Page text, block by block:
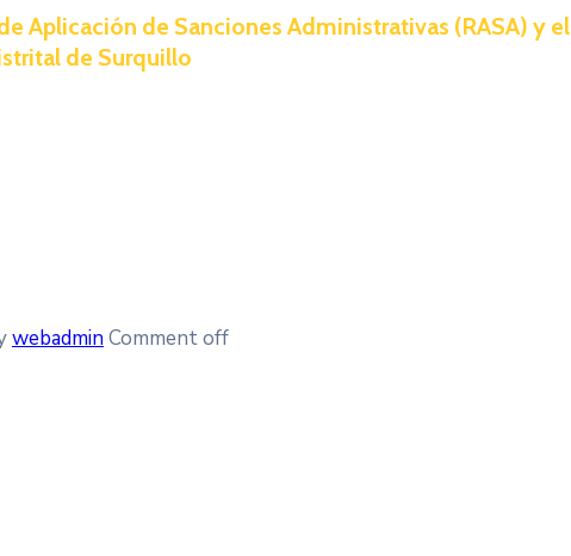
Aplicación de Sanciones Administrativas (RASA) y
de Surquillo
webadminComment off